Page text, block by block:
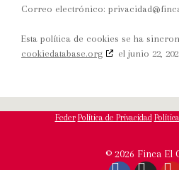
Correo electrónico:
Esta política de cookies se ha
cookiedatabase.org
el junio 22,
Feder Política de Privacidad
© 2026 Finca El